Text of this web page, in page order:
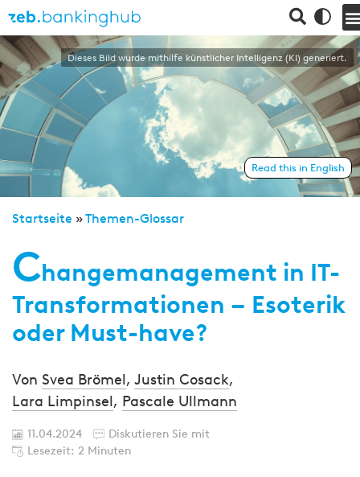
Dieses Bild wurde mithilfe künstlicher Intelligenz (KI) generiert.
Startseite »Themen-Glossar
Read this in English
Changemanagement in IT-
Transformationen – Esoterik
oder Must-have?
Von Svea Brömel, Justin Cosack,
Lara Limpinsel, Pascale Ullmann
11.04.2024
Diskutieren Sie mit
Lesezeit: 2 Minuten